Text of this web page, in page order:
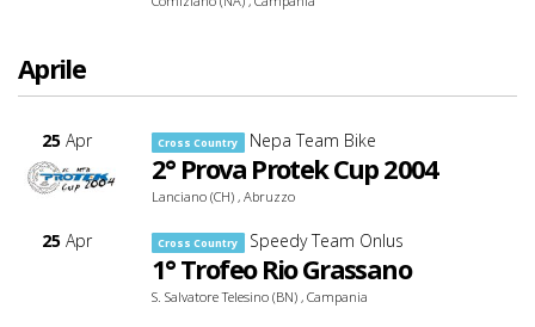
Aprile
25 Apr Cross Country Nepa Team Bike
2° Prova Protek Cup 2004
Lanciano (CH) , Abruzzo
25 Apr Cross Country Speedy Team Onlus
1° Trofeo Rio Grassano
S. Salvatore Telesino (BN) , Campania